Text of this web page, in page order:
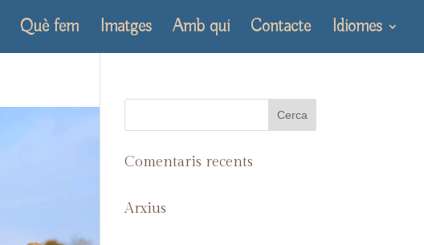
Què fem Imatges Amb qui Contacte Idiomes
Comentaris recents
Arxius